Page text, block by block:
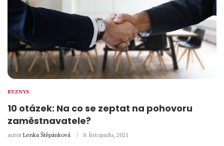
BYZNYS
10 otázek: Na co se zeptat na pohovoru
zaměstnavatele?
autor Lenka Štěpánková 8. listopadu, 2021